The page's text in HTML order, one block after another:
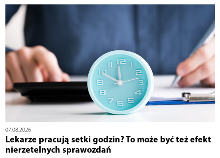
07.08.2026
Lekarze pracują setki godzin? To może być też efekt
nierzetelnych sprawozdań